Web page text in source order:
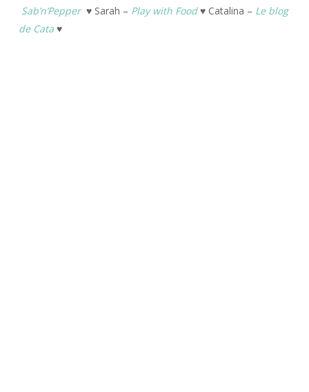
Sab’n’Pepper♥ Sarah – Play with Food♥ Catalina – Le blog
de Cata♥